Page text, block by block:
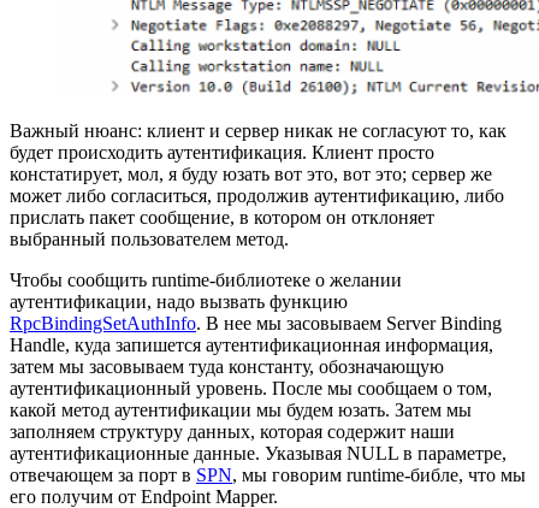
Важный нюанс: клиент и сервер никак не согласуют то, как
будет происходить аутентификация. Клиент просто
констатирует, мол, я буду юзать вот это, вот это; сервер же
может либо согласиться, продолжив аутентификацию, либо
прислать пакет сообщение, в котором он отклоняет
выбранный пользователем метод.
Чтобы сообщить runtime-библиотеке о желании
аутентификации, надо вызвать функцию
RpcBindingSetAuthInfo. В нее мы засовываем Server Binding
Handle, куда запишется аутентификационная информация,
затем мы засовываем туда константу, обозначающую
аутентификационный уровень. После мы сообщаем о том,
какой метод аутентификации мы будем юзать. Затем мы
заполняем структуру данных, которая содержит наши
аутентификационные данные. Указывая NULL в параметре,
отвечающем за порт в SPN, мы говорим runtime-библе, что мы
его получим от Endpoint Mapper.